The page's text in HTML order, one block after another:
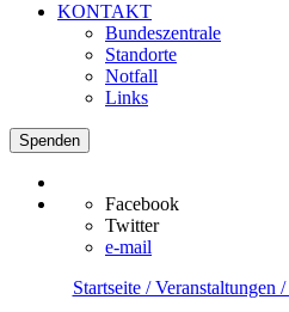
KONTAKT
Bundeszentrale
Standorte
Notfall
Links
Spenden
Facebook
Twitter
e-mail
Startseite / Veranstaltungen /